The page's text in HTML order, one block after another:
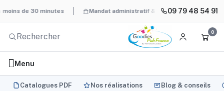
30 minutes Mandat administratif & Chorus Pro BAT
09 79 48 54 91
0
Menu
Catalogues PDF Nos réalisations Blog & conseils